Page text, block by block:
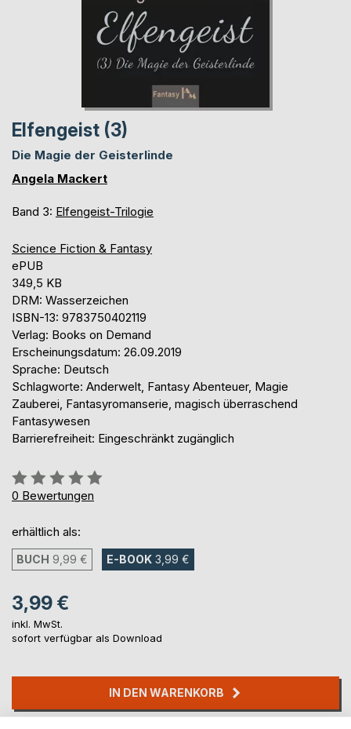
Elfengeist (3)
Die Magie der Geisterlinde
Angela Mackert
Band 3: Elfengeist-Trilogie
Science Fiction & Fantasy
ePUB
349,5 KB
DRM: Wasserzeichen
ISBN-13: 9783750402119
Verlag: Books on Demand
Erscheinungsdatum: 26.09.2019
Sprache: Deutsch
Schlagworte: Anderwelt, Fantasy Abenteuer, Magie
Zauberei, Fantasyromanserie, magisch überraschend
Fantasywesen
Barrierefreiheit: Eingeschränkt zugänglich
Bewertung::
0%
0 Bewertungen
erhältlich als:
BUCH 9,99 € E-BOOK 3,99 €
3,99 €
inkl. MwSt.
sofort verfügbar als Download
IN DEN WARENKORB